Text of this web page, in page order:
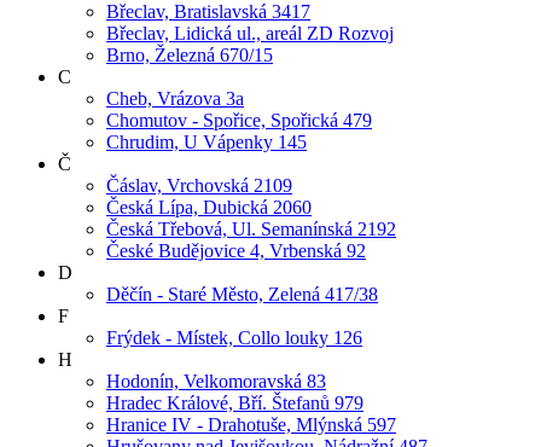
Břeclav, Bratislavská 3417
Břeclav, Lidická ul., areál ZD Rozvoj
Brno, Železná 670/15
C
Cheb, Vrázova 3a
Chomutov - Spořice, Spořická 479
Chrudim, U Vápenky 145
Č
Čáslav, Vrchovská 2109
Česká Lípa, Dubická 2060
Česká Třebová, Ul. Semanínská 2192
České Budějovice 4, Vrbenská 92
D
Děčín - Staré Město, Zelená 417/38
F
Frýdek - Místek, Collo louky 126
H
Hodonín, Velkomoravská 83
Hradec Králové, Bří. Štefanů 979
Hranice IV - Drahotuše, Mlýnská 597